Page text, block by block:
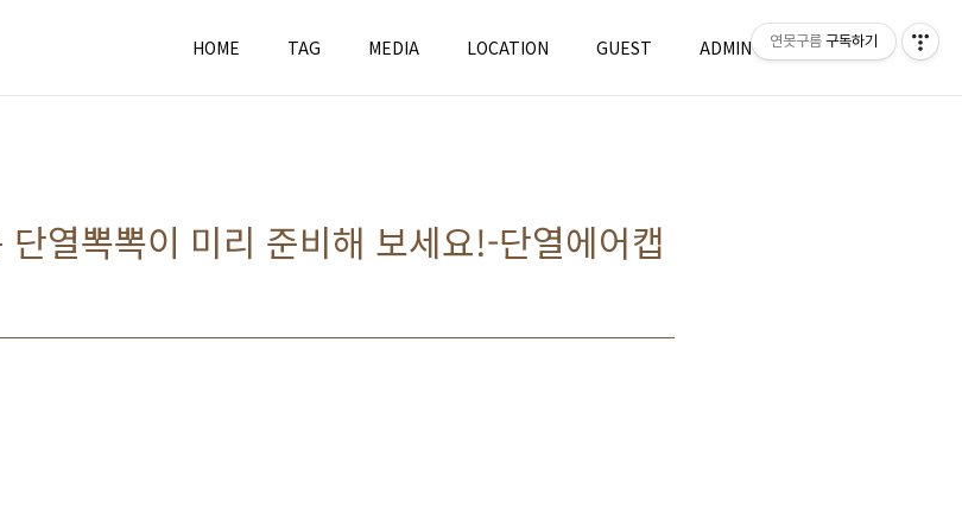
HOME TAG MEDIA LOCATION GUEST ADMIN WRITE
열뽁뽁이 미리 준비해 보세요!-단열에어캡
연못구름 구독하기